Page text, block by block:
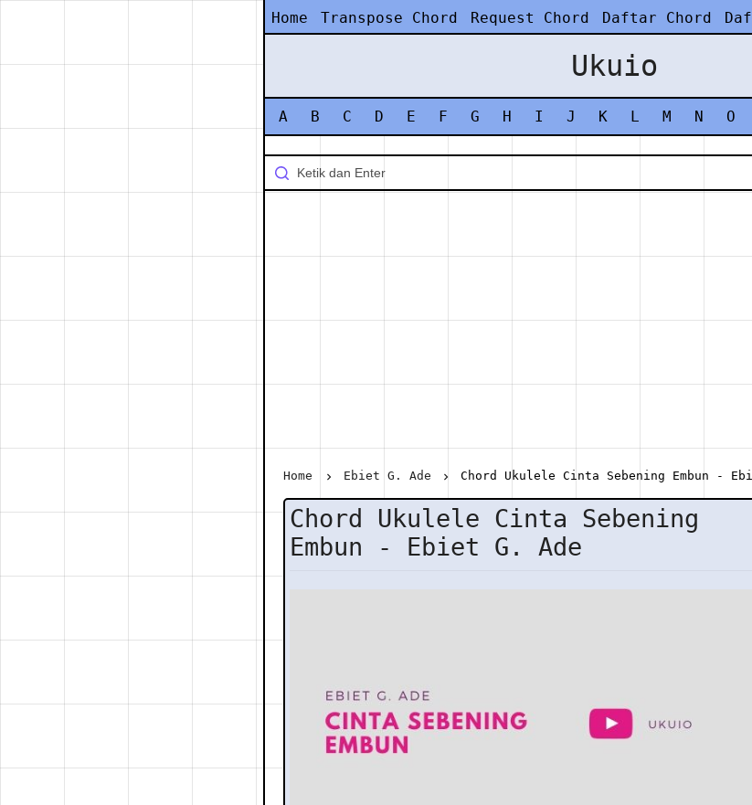
Home Transpose Chord Request Chord Daftar Chord
Ukuio
A B C D E F G H I J K L M N O
Home Ebiet G. Ade Chord Ukulele Cinta Sebening Embun - Ebiet G.
Chord Ukulele Cinta Sebening
Embun - Ebiet G. Ade